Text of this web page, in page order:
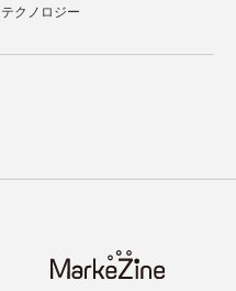
テクノロジー